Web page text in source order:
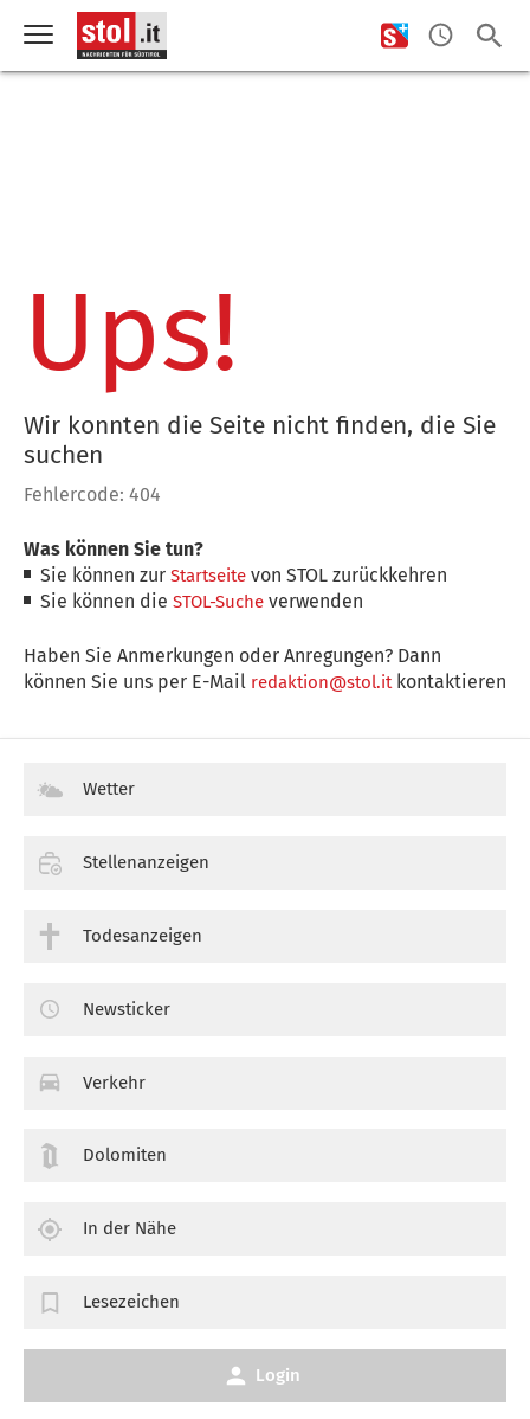
Ups!
Wir konnten die Seite nicht finden, die Sie
suchen
Fehlercode: 404
Was können Sie tun?
Sie können zurStartseite von STOL zurückkehren
Sie können dieSTOL-Suche verwenden
Haben Sie Anmerkungen oder Anregungen? Dann
können Sie uns per E-Mail redaktion@stol.itkontaktieren
Wetter
Stellenanzeigen
Todesanzeigen
Newsticker
Verkehr
Dolomiten
In der Nähe
Lesezeichen
Login